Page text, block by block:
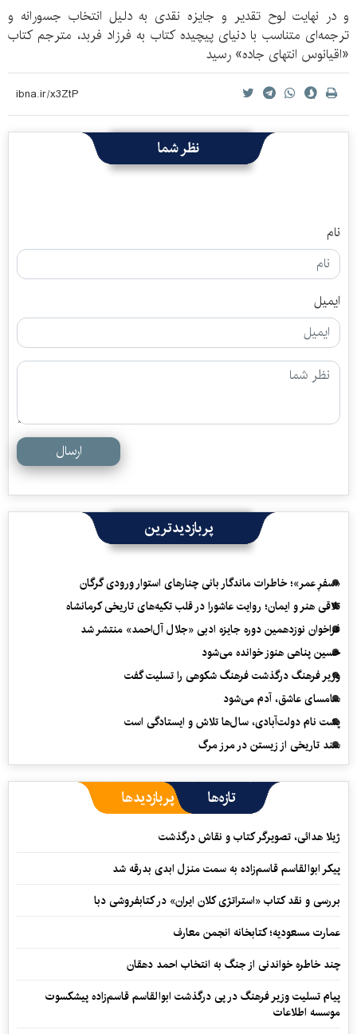
و در نهایت لوح تقدیر و جایزه نقدی به دلیل انتخاب جسورانه و
ترجمه‌ای متناسب با دنیای پیچیده کتاب به فرزاد فربد، مترجم کتاب
«اقیانوس انتهای جاده» رسید
نظر شما
نام
ایمیل
ارسال
پربازدیدترین
«سفرِ عمر»؛ خاطرات ماندگار بانی چنارهای استوار ورودی گرگان
تلاقی هنر و ایمان؛ روایت عاشورا در قلب تکیه‌های تاریخی کرمانشاه
فراخوان نوزدهمین دوره جایزه ادبی «جلال آل‌احمد» منتشر شد
حسین پناهی هنوز خوانده می‌شود
وزیر فرهنگ درگذشت فرهنگ شکوهی را تسلیت گفت
سامسای عاشق، آدم می‌شود
پشت نام دولت‌آبادی، سال‌ها تلاش و ایستادگی است
سند تاریخی از زیستن در مرز مرگ
تازه‌ها پربازدیدها
ژیلا هدائی، تصویرگر کتاب و نقاش درگذشت
پیکر ابوالقاسم قاسم‌زاده به سمت منزل ابدی بدرقه شد
بررسی و نقد کتاب «استراتژی کلان ایران» در کتابفروشی دبا
عمارت مسعودیه؛ کتابخانه انجمن معارف
چند خاطره خواندنی از جنگ به انتخاب احمد دهقان
پیام تسلیت وزیر فرهنگ در پی درگذشت ابوالقاسم قاسم‌زاده پیشکسوت
موسسه اطلاعات